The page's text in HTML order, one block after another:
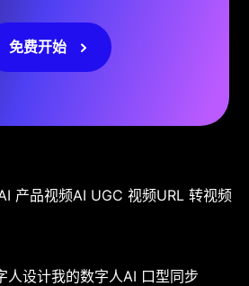
免费开始
产品视频AI UGC 视频URL 转视频
人设计我的数字人AI 口型同步